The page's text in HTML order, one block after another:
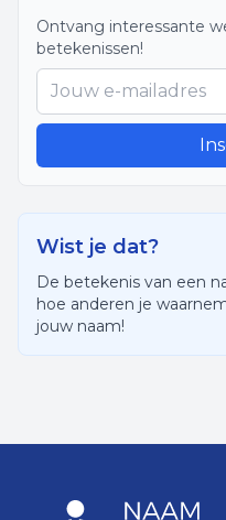
Ontvang interessante
betekenissen!
Wist je dat?
De betekenis van een
hoe anderen je
jouw naam!